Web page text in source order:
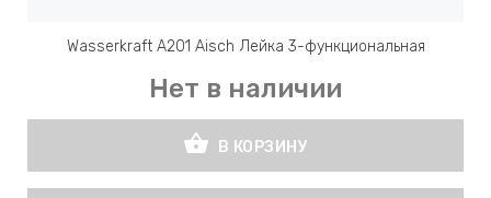
Wasserkraft A201 Aisch Лейка 3-функциональная
Нет в наличии
shopping_basket В КОРЗИНУ